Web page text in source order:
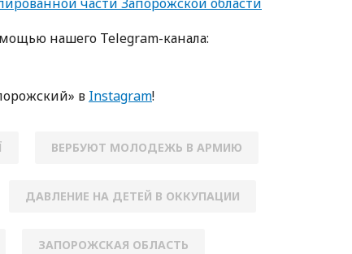
нашего Telegram-канала:
в Instagram!
ВЕРБУЮТ МОЛОДЕЖЬ В АРМИЮ
ДАВЛЕНИЕ НА ДЕТЕЙ В ОККУПАЦИИ
ЗАПОРОЖСКАЯ ОБЛАСТЬ